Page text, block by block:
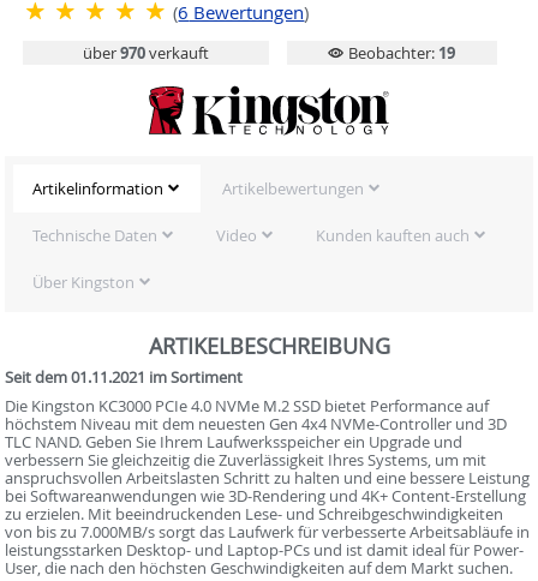
(6 Bewertungen)
über970verkauft Beobachter: 19
Artikelinformation Artikelbewertungen
Technische Daten Video Kunden kauften auch
Über Kingston
ARTIKELBESCHREIBUNG
Seit dem 01.11.2021 im Sortiment
Die Kingston KC3000 PCIe 4.0 NVMe M.2 SSD bietet Performance auf
höchstem Niveau mit dem neuesten Gen 4x4 NVMe-Controller und 3D
TLC NAND. Geben Sie Ihrem Laufwerksspeicher ein Upgrade und
verbessern Sie gleichzeitig die Zuverlässigkeit Ihres Systems, um mit
anspruchsvollen Arbeitslasten Schritt zu halten und eine bessere Leistung
bei Softwareanwendungen wie 3D-Rendering und 4K+ Content-Erstellung
zu erzielen. Mit beeindruckenden Lese- und Schreibgeschwindigkeiten
von bis zu 7.000MB/s sorgt das Laufwerk für verbesserte Arbeitsabläufe in
leistungsstarken Desktop- und Laptop-PCs und ist damit ideal für Power-
User, die nach den höchsten Geschwindigkeiten auf dem Markt suchen.